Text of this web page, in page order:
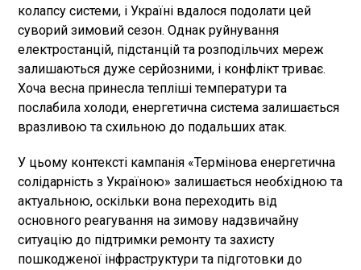
колапсу системи, і Україні вдалося подолати цей
суворий зимовий сезон. Однак руйнування
електростанцій, підстанцій та розподільчих мереж
залишаються дуже серйозними, і конфлікт триває.
Хоча весна принесла тепліші температури та
послабила холоди, енергетична система залишається
вразливою та схильною до подальших атак.
У цьому контексті кампанія «Термінова енергетична
солідарність з Україною» залишається необхідною та
актуальною, оскільки вона переходить від
основного реагування на зимову надзвичайну
ситуацію до підтримки ремонту та захисту
пошкодженої інфраструктури та підготовки до